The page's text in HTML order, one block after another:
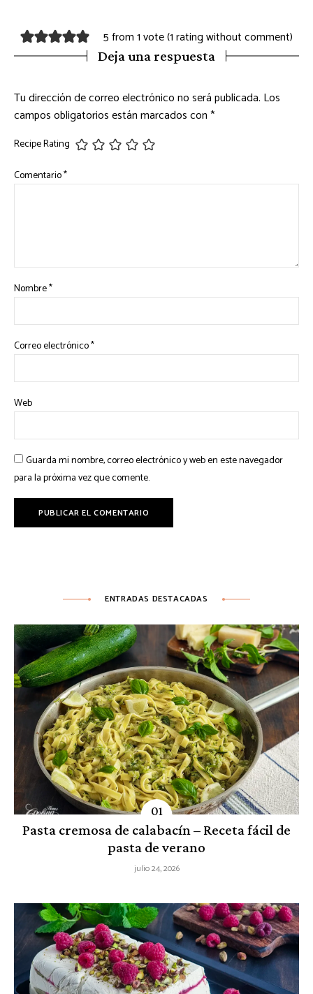
5 from 1 vote (1 rating without comment)
Deja una respuesta
Tu dirección de correo electrónico no será publicada. Los
campos obligatorios están marcados con*
Recipe Rating
Comentario*
Nombre*
Correo electrónico*
Web
Guarda mi nombre, correo electrónico y web en este navegador
para la próxima vez que comente.
ENTRADAS DESTACADAS
Pasta cremosa de calabacín – Receta fácil de
pasta de verano
julio 24, 2026